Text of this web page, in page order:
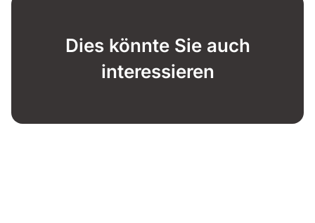
Dies könnte Sie auch
interessieren